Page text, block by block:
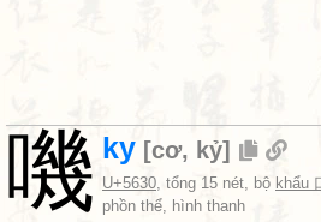
嘰 ky [cơ, kỷ]
U+5630, tổng 15 nét, bộ khẩu
phồn thể, hình thanh